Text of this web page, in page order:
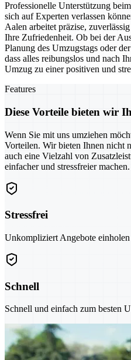
Professionelle Unterstützung
sich auf Experten verlassen
Aalen arbeitet präzise,
Ihre Zufriedenheit. Ob bei der
Planung des Umzugstags oder
dass alles reibungslos und nach
Umzug zu einer positiven und
Features
Diese Vorteile bieten wir
Wenn Sie mit uns umziehen
Vorteilen. Wir bieten Ihnen nicht
auch eine Vielzahl von
einfacher und stressfreier machen.
Stressfrei
Unkompliziert Angebote
Schnell
Schnell und einfach zum besten